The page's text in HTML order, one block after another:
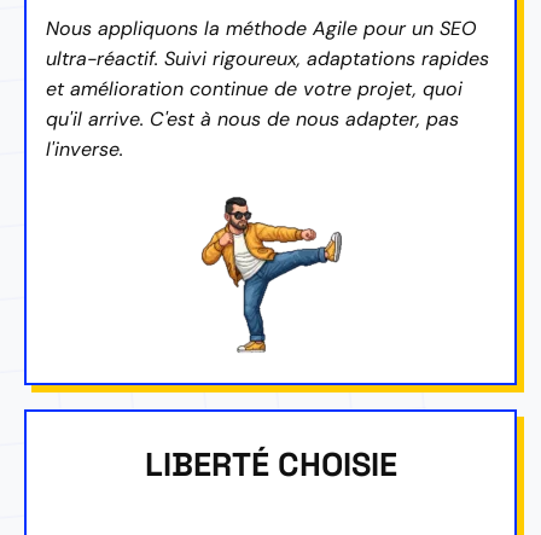
Nous appliquons la méthode Agile pour un SEO
ultra-réactif. Suivi rigoureux, adaptations rapides
et amélioration continue de votre projet, quoi
qu'il arrive. C'est à nous de nous adapter, pas
l'inverse.
LIBERTÉ CHOISIE